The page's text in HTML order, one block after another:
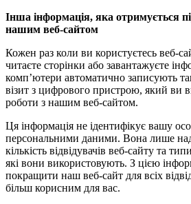
Інша інформація, яка отримується
нашим веб-сайтом
Кожен раз коли ви користуєтесь веб-
читаєте сторінки або завантажуєте
комп’ютери автоматично записують
візит з цифрового пристрою, який ви
роботи з нашим веб-сайтом.
Ця інформація не ідентифікує вашу
персональними даними. Вона лише
кількість відвідувачів веб-сайту та
які вони використовують. З цією
покращити наш веб-сайт для всіх
більш корисним для вас.